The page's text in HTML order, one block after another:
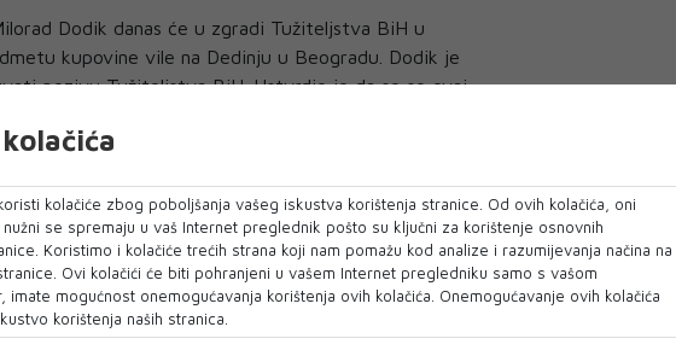
Dodik danas će u zgradi Tužiteljstva BiH u
kupovine vile na Dedinju u Beogradu. Dodik je
pozivu Tužiteljstva BiH. Ustvrdio je da se se ovaj
razloga" kako bi se "skrenula pažnja sa dešavanja u
izmjene Izbornog zakona", piše
i konferenciju za medije u Istočnom Sarajevu.
vile u Beogradu spornim kreditom iz propale banke
najveća prijetnja. Dodik je ovaj predmet komentirao i u
došle informacije da službenici Američke ambasade
kolačiće zbog poboljšanja vašeg iskustva korištenja stranice. Od ovih kolačića, oni
se spremaju u vaš Internet preglednik pošto su ključni za korištenje osnovnih
Koristimo i kolačiće trećih strana koji nam pomažu kod analize i razumijevanja načina na
Ovi kolačići će biti pohranjeni u vašem Internet pregledniku samo s vašom
imate mogućnost onemogućavanja korištenja ovih kolačića. Onemogućavanje ovih kolačića
korištenja naših stranica.